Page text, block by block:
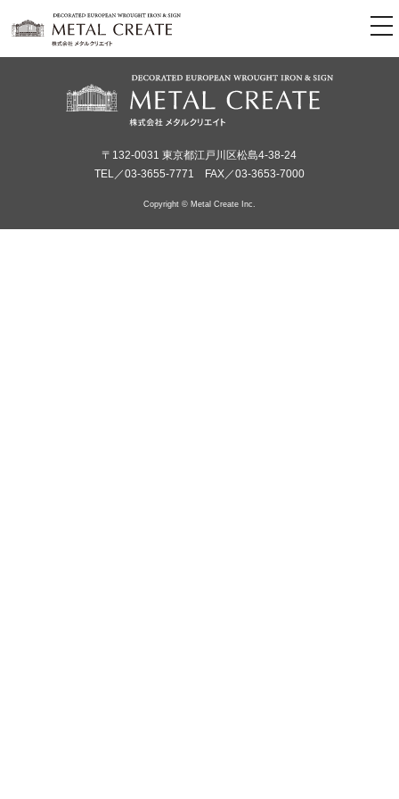
〒132-0031 東京都江戸川区松島4-38-24
TEL／03-3655-7771 FAX／03-3653-7000
Copyright © Metal Create Inc.